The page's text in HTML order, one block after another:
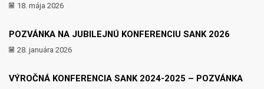
18. mája 2026
POZVÁNKA NA JUBILEJNÚ KONFERENCIU SANK 2026
28. januára 2026
VÝROČNÁ KONFERENCIA SANK 2024-2025 – POZVÁNKA